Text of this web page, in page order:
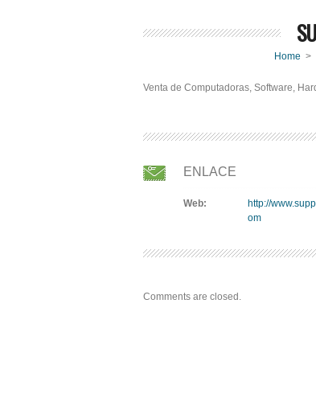
Home >
Venta de Computadoras, Software,
ENLACE
Web:
http://
om
Comments are closed.